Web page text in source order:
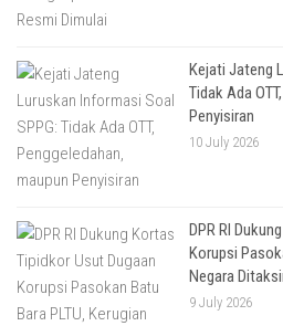
Kejati Jateng
Tidak Ada
Penyisiran
10 July 2026
DPR RI
Korupsi
Negara
9 July 2026